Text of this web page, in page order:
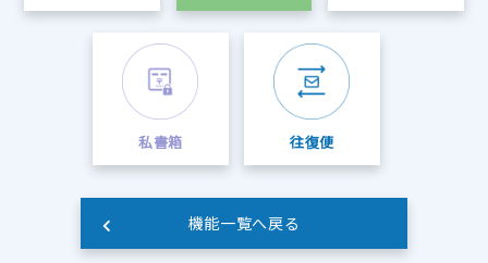
私書箱 往復便
機能一覧へ戻る